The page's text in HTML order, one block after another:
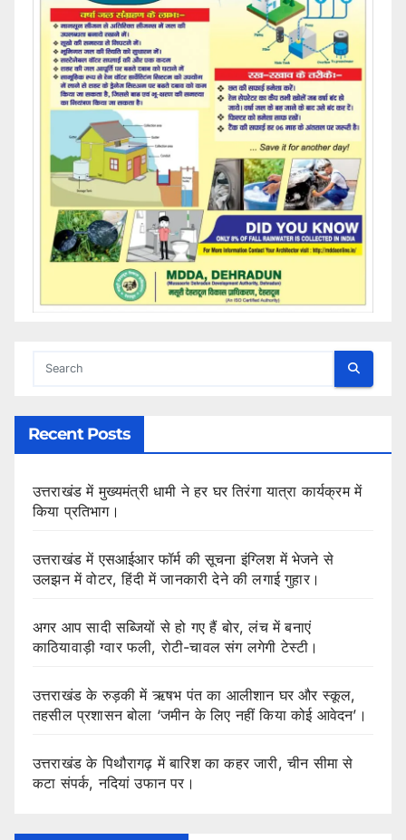
Recent Posts
उत्तराखंड में मुख्यमंत्री धामी ने हर घर तिरंगा यात्रा कार्यक्रम में
किया प्रतिभाग।
उत्तराखंड में एसआईआर फॉर्म की सूचना इंग्लिश में भेजने से
उलझन में वोटर, हिंदी में जानकारी देने की लगाई गुहार।
अगर आप सादी सब्जियों से हो गए हैं बोर, लंच में बनाएं
काठियावाड़ी ग्वार फली, रोटी-चावल संग लगेगी टेस्टी।
उत्तराखंड के रुड़की में ऋषभ पंत का आलीशान घर और स्कूल,
तहसील प्रशासन बोला ‘जमीन के लिए नहीं किया कोई आवेदन’।
उत्तराखंड के पिथौरागढ़ में बारिश का कहर जारी, चीन सीमा से
कटा संपर्क, नदियां उफान पर।